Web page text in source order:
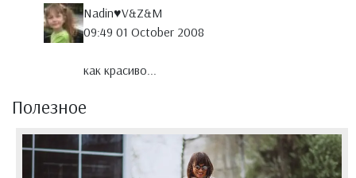
Nadin♥V&Z&M
09:49 01 October 2008
как красиво...
Полезное